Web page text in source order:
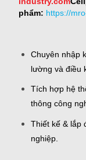
phẩm: https://
Chuyên nhập
lường và điều
Tích hợp hệ
thông công
Thiết kế & lắp
nghiệp.